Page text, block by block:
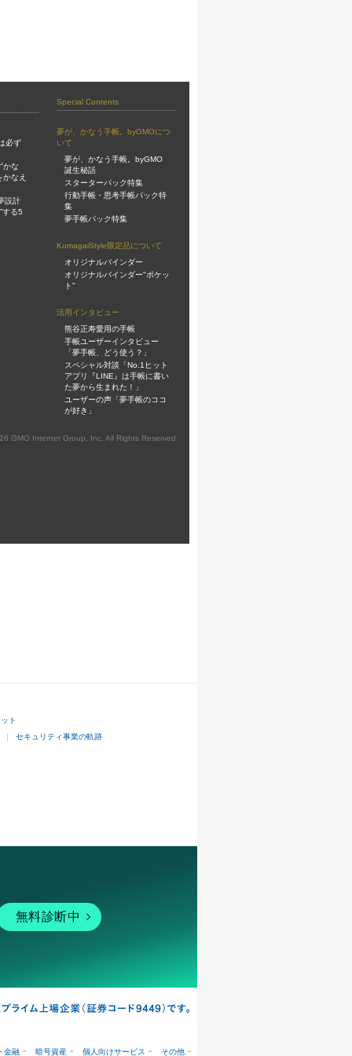
必ず
かな
なえ
設計
する5
Special Contents
夢が、かなう手帳。byGMOにつ
いて
夢が、かなう手帳。byGMO
誕生秘話
スターターパック特集
行動手帳・思考手帳パック特
集
夢手帳パック特集
KumagaiStyle限定品について
オリジナルバインダー
オリジナルバインダー"ポケッ
ト"
活用インタビュー
熊谷正寿愛用の手帳
手帳ユーザーインタビュー
「夢手帳、どう使う？」
スペシャル対談「No.1ヒット
アプリ『LINE』は手帳に書い
た夢から生まれた！」
ユーザーの声「夢手帳のココ
が好き」
GMO Internet Group, Inc. All Rights Reserved
ト
セキュリティ事業の軌跡
無料診断中
金融 暗号資産 個人向けサービス その他